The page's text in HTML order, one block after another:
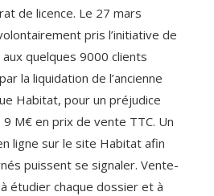
de licence. Le 27 mars
pris l’initiative de
quelques 9000 clients
la liquidation de l’ancienne
Habitat, pour un préjudice
M€ en prix de vente TTC. Un
ligne sur le site Habitat afin
puissent se signaler. Vente-
étudier chaque dossier et à